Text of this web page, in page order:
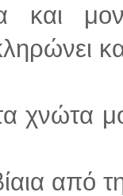
και
χνώτα
από